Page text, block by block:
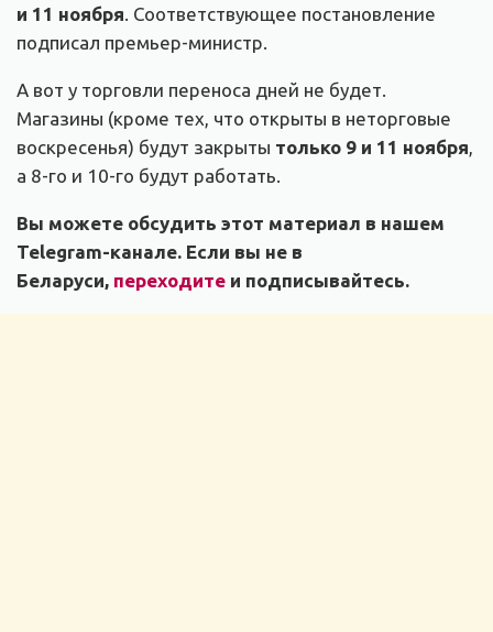
и 11 ноября. Соответствующее постановление
подписал премьер-министр.
А вот у торговли переноса дней не будет.
Магазины (кроме тех, что открыты в неторговые
воскресенья) будут закрыты только 9 и 11 ноября,
а 8-го и 10-го будут работать.
Вы можете обсудить этот материал в нашем
Telegram-канале. Если вы не в
Беларуси, переходите и подписывайтесь.